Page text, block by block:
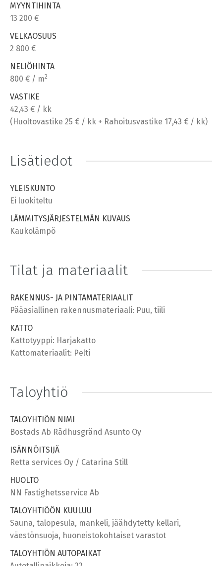
MYYNTIHINTA
13 200 €
VELKAOSUUS
2 800 €
NELIÖHINTA
800 € / m2
VASTIKE
42,43 € / kk
(Huoltovastike 25 € / kk + Rahoitusvastike 17,43 € / kk)
Lisätiedot
YLEISKUNTO
Ei luokiteltu
LÄMMITYSJÄRJESTELMÄN KUVAUS
Kaukolämpö
Tilat ja materiaalit
RAKENNUS- JA PINTAMATERIAALIT
Pääasiallinen rakennusmateriaali: Puu, tiili
KATTO
Kattotyyppi: Harjakatto
Kattomateriaalit: Pelti
Taloyhtiö
TALOYHTIÖN NIMI
Bostads Ab Rådhusgränd Asunto Oy
ISÄNNÖITSIJÄ
Retta services Oy / Catarina Still
HUOLTO
NN Fastighetsservice Ab
TALOYHTIÖÖN KUULUU
Sauna, talopesula, mankeli, jäähdytetty kellari,
väestönsuoja, huoneistokohtaiset varastot
TALOYHTIÖN AUTOPAIKAT